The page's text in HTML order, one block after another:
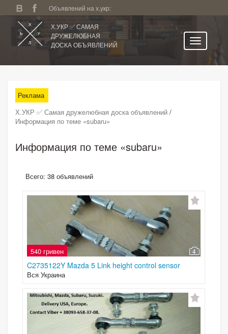
Объявлений на х.укр:
Х.УКР ✅ САМАЯ
ДРУЖЕЛЮБНАЯ
ДОСКА ОБЪЯВЛЕНИЙ
Все регионы
Категории
Избранное
Поиск по сайту
Реклама
Х.УКР ✅ Самая дружелюбная доска объявлений /
Информация по теме «subaru»
Информация по теме «subaru»
Всего: 38 объявлений
540 гривен 4
C2735122Y Mazda 5 Link height control sensor
Вся Украина